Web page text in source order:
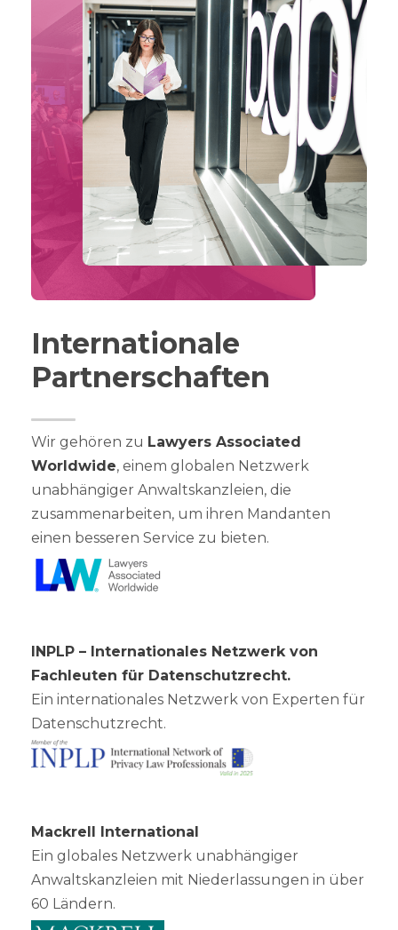
Internationale
Partnerschaften
Wir gehören zu Lawyers Associated
Worldwide, einem globalen Netzwerk
unabhängiger Anwaltskanzleien, die
zusammenarbeiten, um ihren Mandanten
einen besseren Service zu bieten.
INPLP – Internationales Netzwerk von
Fachleuten für Datenschutzrecht.
Ein internationales Netzwerk von Experten für
Datenschutzrecht.
Mackrell International
Ein globales Netzwerk unabhängiger
Anwaltskanzleien mit Niederlassungen in über
60 Ländern.